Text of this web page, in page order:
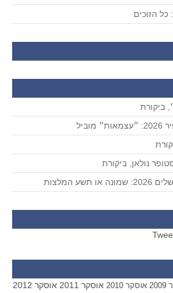
ביקורת
נולאן, ביקורת
המלצות
אוסקר 2010 אוסקר 2011 אוסקר 2012